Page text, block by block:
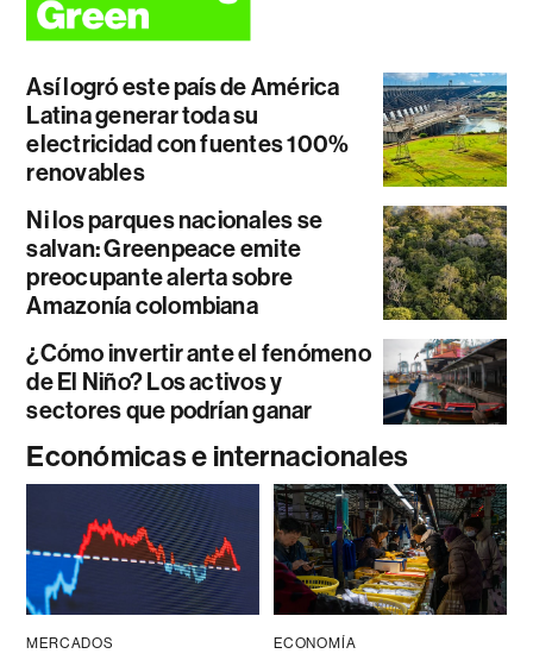
Así logró este país de América
Latina generar toda su
electricidad con fuentes 100%
renovables
Ni los parques nacionales se
salvan: Greenpeace emite
preocupante alerta sobre
Amazonía colombiana
¿Cómo invertir ante el fenómeno
de El Niño? Los activos y
sectores que podrían ganar
Económicas e internacionales
MERCADOS ECONOMÍA